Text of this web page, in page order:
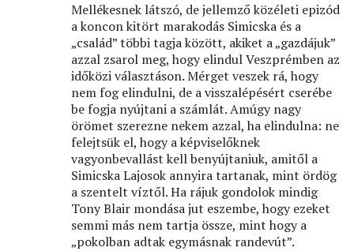
Mellékesnek látszó, de jellemző közéleti epizód
a koncon kitört marakodás Simicska és a
„család” többi tagja között, akiket a „gazdájuk”
azzal zsarol meg, hogy elindul Veszprémben az
időközi választáson. Mérget veszek rá, hogy
nem fog elindulni, de a visszalépésért cserébe
be fogja nyújtani a számlát. Amúgy nagy
örömet szerezne nekem azzal, ha elindulna: ne
felejtsük el, hogy a képviselőknek
vagyonbevallást kell benyújtaniuk, amitől a
Simicska Lajosok annyira tartanak, mint ördög
a szentelt víztől. Ha rájuk gondolok mindig
Tony Blair mondása jut eszembe, hogy ezeket
semmi más nem tartja össze, mint hogy a
„pokolban adtak egymásnak randevút”.